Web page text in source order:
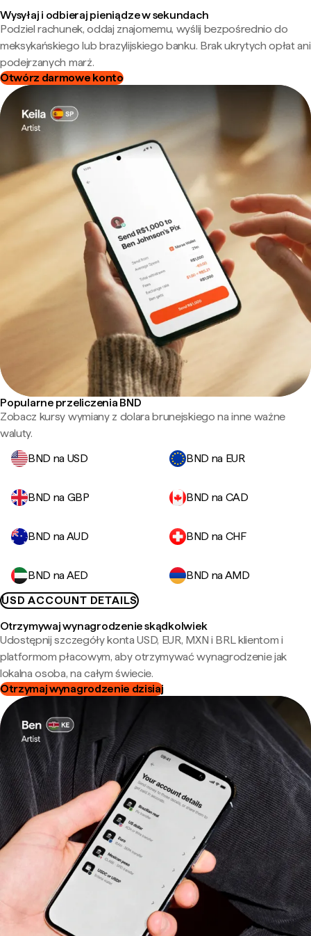
Wysyłaj i odbieraj pieniądze w sekundach
Podziel rachunek, oddaj znajomemu, wyślij bezpośrednio do
meksykańskiego lub brazylijskiego banku. Brak ukrytych opłat ani
podejrzanych marż.
Otwórz darmowe konto
Popularne przeliczenia BND
Zobacz kursy wymiany z dolara brunejskiego na inne ważne
waluty.
BND na USD
BND na EUR
BND na GBP BND na CAD
BND na AUD BND na CHF
BND na AED
BND na AMD
USD ACCOUNT DETAILS
Otrzymywaj wynagrodzenie skądkolwiek
Udostępnij szczegóły konta USD, EUR, MXN i BRL klientom i
platformom płacowym, aby otrzymywać wynagrodzenie jak
lokalna osoba, na całym świecie.
Otrzymaj wynagrodzenie dzisiaj